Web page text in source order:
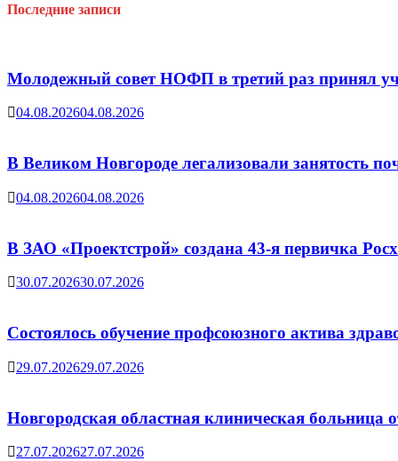
30
Последние записи
Молодежный совет НОФП в третий раз принял
04.08.202604.08.2026
В Великом Новгороде легализовали занятость
04.08.202604.08.2026
В ЗАО «Проектстрой» создана 43-я первичка
30.07.202630.07.2026
Состоялось обучение профсоюзного актива
29.07.202629.07.2026
Новгородская областная клиническая больница
27.07.202627.07.2026